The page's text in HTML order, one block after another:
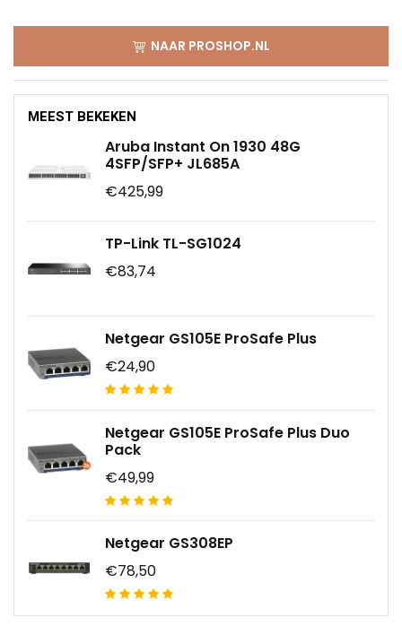
NAAR PROSHOP.NL
MEEST BEKEKEN
Aruba Instant On 1930 48G
4SFP/SFP+ JL685A
€425,99
TP-Link TL-SG1024
€83,74
Netgear GS105E ProSafe Plus
€24,90
Netgear GS105E ProSafe Plus Duo
Pack
€49,99
Netgear GS308EP
€78,50